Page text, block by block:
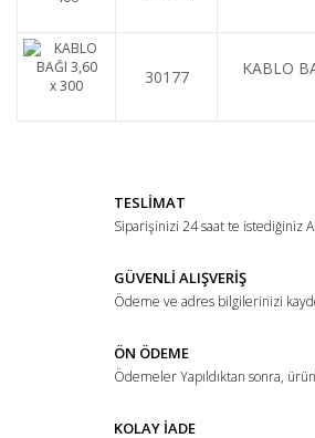
30177 KABLO
TESLİMAT
Siparişinizi 24 saat te istediğiniz
GÜVENLİ ALIŞVERİŞ
Ödeme ve adres bilgilerinizi
ÖN ÖDEME
Ödemeler Yapıldıktan sonra,
KOLAY İADE